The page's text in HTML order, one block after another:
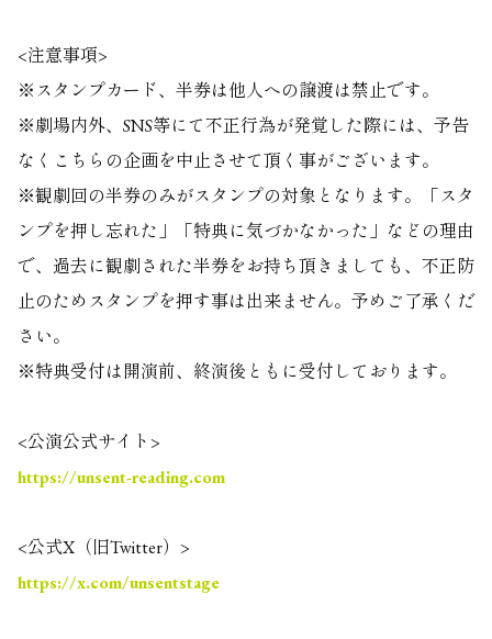
<注意事項>
※スタンプカード、半券は他人への譲渡は禁止です。
※劇場内外、SNS等にて不正行為が発覚した際には、予告
なくこちらの企画を中止させて頂く事がございます。
※観劇回の半券のみがスタンプの対象となります。「スタ
ンプを押し忘れた」「特典に気づかなかった」などの理由
で、過去に観劇された半券をお持ち頂きましても、不正防
止のためスタンプを押す事は出来ません。予めご了承くだ
さい。
※特典受付は開演前、終演後ともに受付しております。
<公演公式サイト>
https://unsent-reading.com
<公式X（旧Twitter）>
https://x.com/unsentstage